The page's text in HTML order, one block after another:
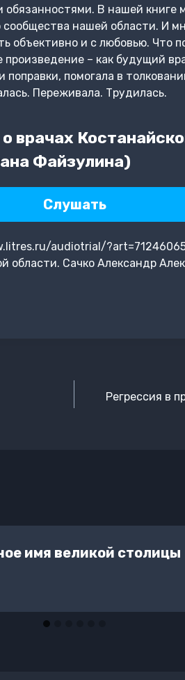
обязанностями. В нашей книге
нашей области. И
объективно и с любовью. Что
произведение – как будущий
поправки, помогала в
Переживала. Трудилась.
врачах
Файзулина)
Слушать
audiotrial/
области. Сачко Александр
Регрессия в
имя великой столицы